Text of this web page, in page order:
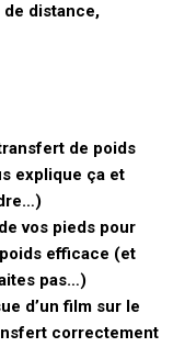
de distance,
de poids
explique ça et
vos pieds pour
efficace (et
pas…)
d’un film sur le
correctement